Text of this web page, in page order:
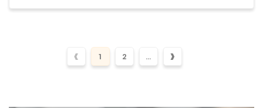
‹ 1 2 ... ›